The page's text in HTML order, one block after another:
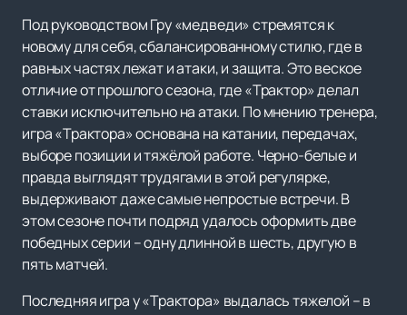
Под руководством Гру «медведи» стремятся к
новому для себя, сбалансированному стилю, где в
равных частях лежат и атаки, и защита. Это веское
отличие от прошлого сезона, где «Трактор» делал
ставки исключительно на атаки. По мнению тренера,
игра «Трактора» основана на катании, передачах,
выборе позиции и тяжёлой работе. Черно-белые и
правда выглядят трудягами в этой регулярке,
выдерживают даже самые непростые встречи. В
этом сезоне почти подряд удалось оформить две
победных серии – одну длинной в шесть, другую в
пять матчей.
Последняя игра у «Трактора» выдалась тяжелой – в